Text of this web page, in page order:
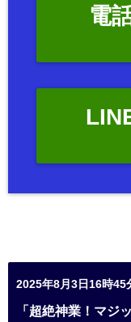
電
2025年8月3日16時45
「超絶神業！マジ